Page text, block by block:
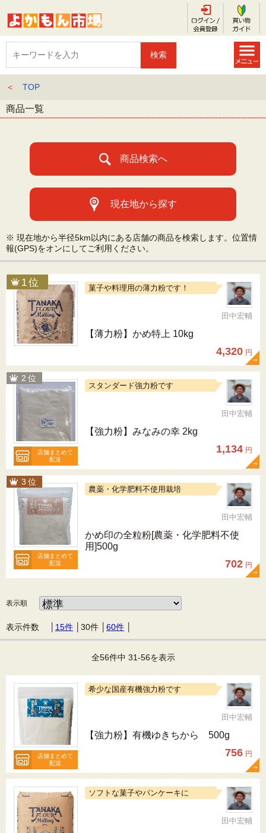
＜ TOP
商品一覧
商品検索へ
現在地から探す
※ 現在地から半径5km以内にある店舗の商品を検索します。位置情
報(GPS)をオンにしてご利用ください。
菓子や料理用の薄力粉です！
田中宏輔
【薄力粉】かめ特上 10kg
4,320 円
店舗まとめて
配送
スタンダード強力粉です
田中宏輔
【強力粉】みなみの幸 2kg
1,134 円
店舗まとめて
配送
農薬・化学肥料不使用栽培
田中宏輔
かめ印の全粒粉[農薬・化学肥料不使
用]500g
702 円
表示順
表示件数 │ 15件 30件 60件
全56件中 31-56を表示
店舗まとめて
配送
希少な国産有機強力粉です
田中宏輔
【強力粉】有機ゆきちから 500g
756 円
ソフトな菓子やパンケーキに
田中宏輔